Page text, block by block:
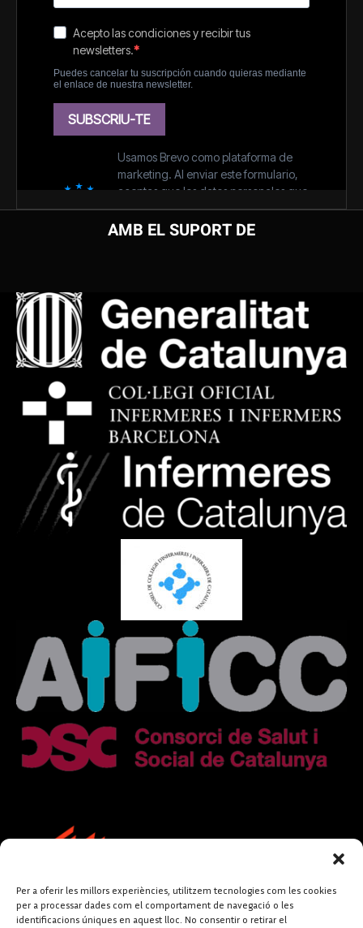
Per a oferir les millors experiències, utilitzem tecnologies com les cookies
per a processar dades com el comportament de navegació o les
identificacions úniques en aquest lloc. No consentir o retirar el
AMB EL SUPORT DE